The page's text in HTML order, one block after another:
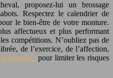
proposez-lui un brossage
Respectez le calendrier de
le bien-être de votre monture.
affectueux et plus performant
compétitions. N’oubliez pas de
de l’exercice, de l’affection,
sécuriséspour limiter les risques